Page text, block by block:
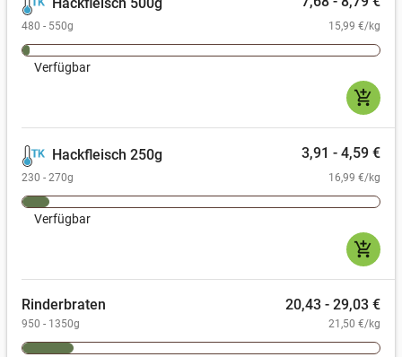
Hackfleisch 500g
480 - 550g 15,99 €/kg
Verfügbar
add_shopping_cart
Hackfleisch 250g 3,91 - 4,59 €
230 - 270g 16,99 €/kg
Verfügbar
add_shopping_cart
Rinderbraten 20,43 - 29,03 €
950 - 1350g 21,50 €/kg